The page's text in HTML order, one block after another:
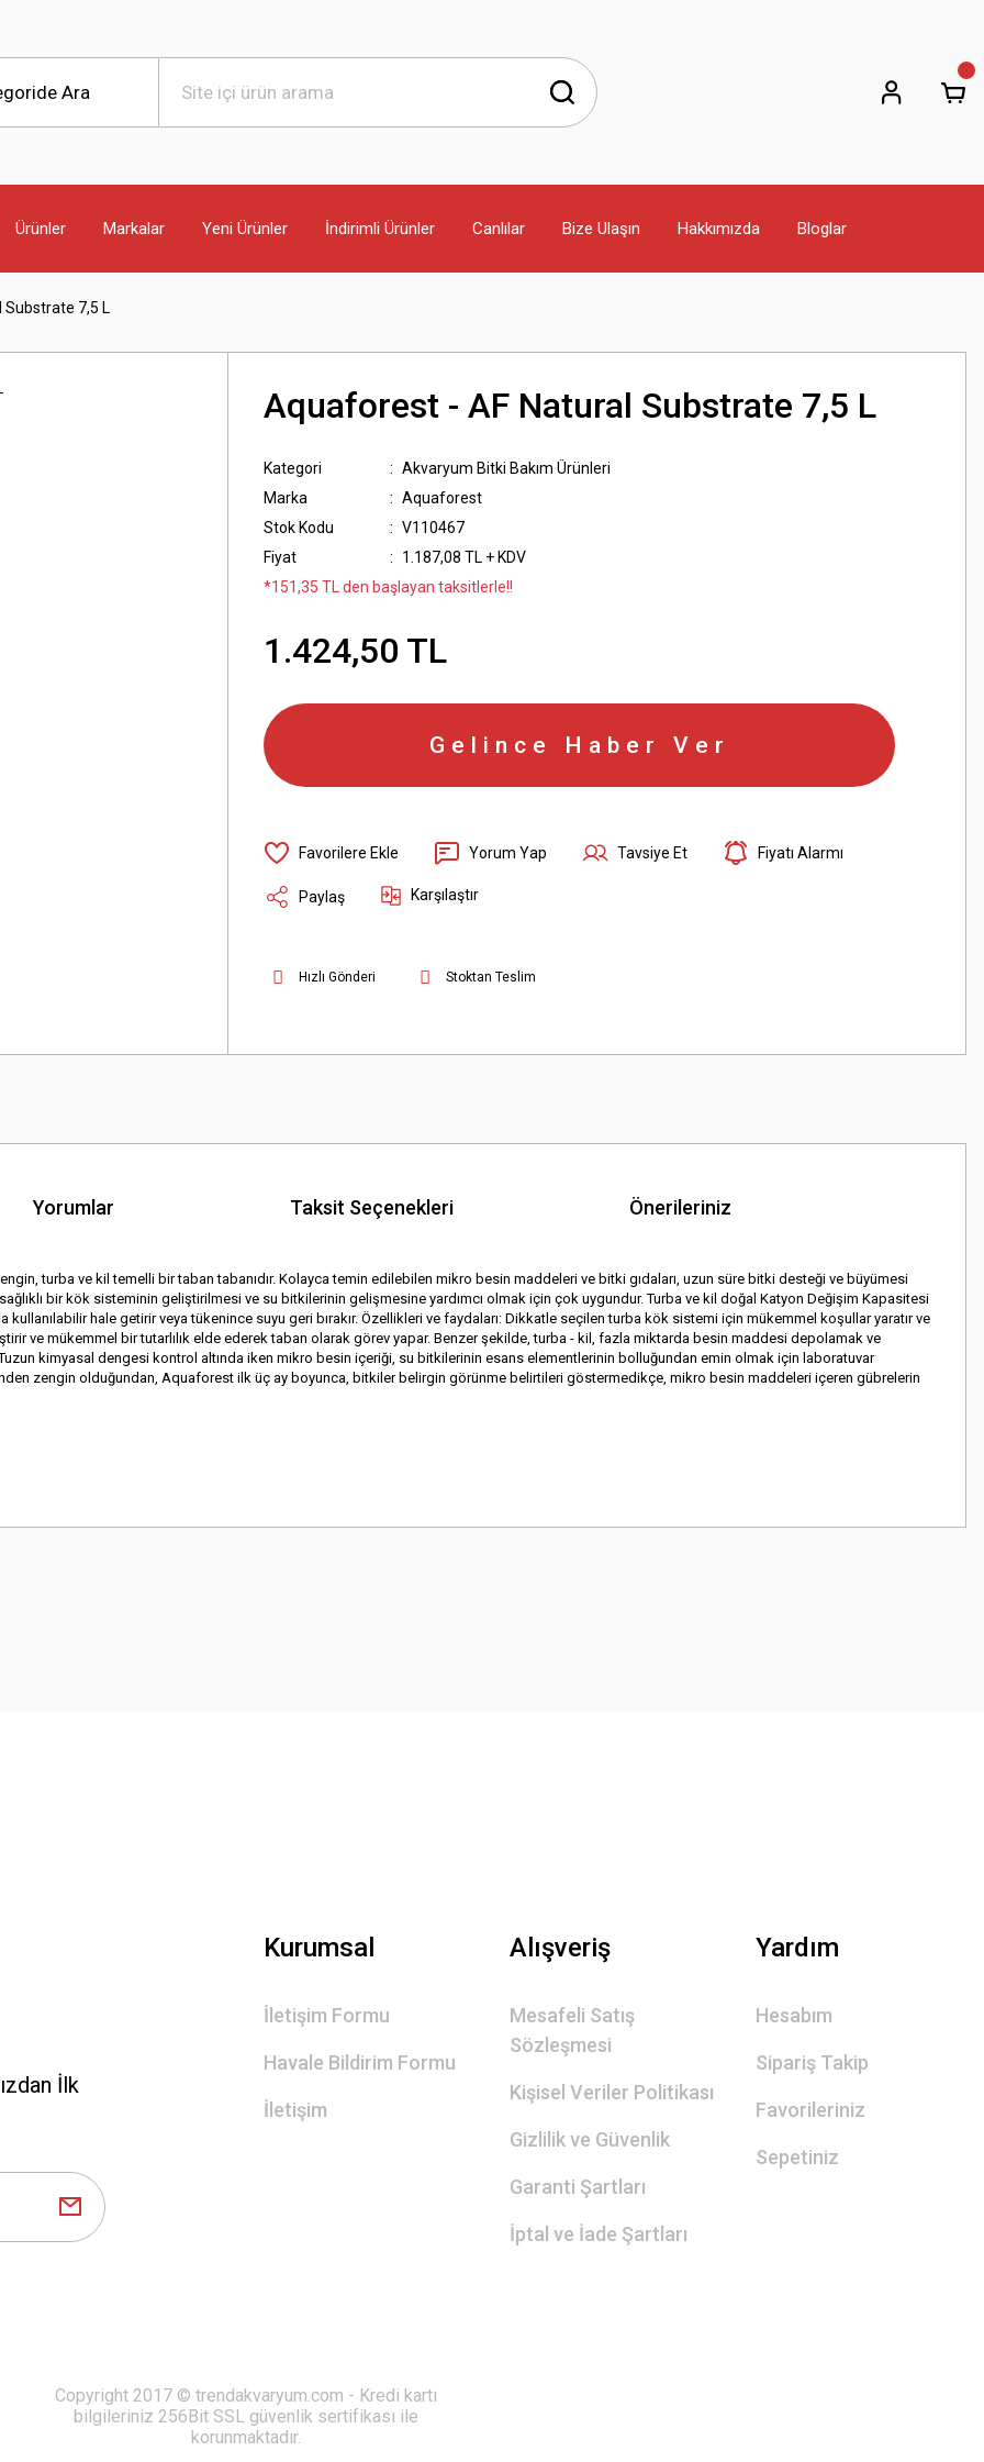
Ürünler Markalar Yeni Ürünler İndirimli Ürünler Canlılar Bize Ulaşın Hakkımızda Bloglar
7,5 L
Aquaforest - AF Natural Substrate 7,5 L
Kategori
Akvaryum Bitki Bakım Ürünleri
Marka
Aquaforest
Stok Kodu
V110467
Fiyat
1.187,08 TL + KDV
*151,35 TL den başlayan taksitlerle!!
1.424,50 TL
Gelince Haber Ver
Yorum Yap Tavsiye Et Fiyatı Alarmı
Paylaş Karşılaştır
Hızlı Gönderi Stoktan Teslim
Yorumlar Taksit Seçenekleri Önerileriniz
turba ve kil temelli bir taban tabanıdır. Kolayca temin edilebilen mikro besin maddeleri ve bitki gıdaları, uzun süre bitki desteği ve büyümesi
bir kök sisteminin geliştirilmesi ve su bitkilerinin gelişmesine yardımcı olmak için çok uygundur. Turba ve kil doğal Katyon Değişim Kapasitesi
hale getirir veya tükenince suyu geri bırakır. Özellikleri ve faydaları: Dikkatle seçilen turba kök sistemi için mükemmel koşullar yaratır ve
ve mükemmel bir tutarlılık elde ederek taban olarak görev yapar. Benzer şekilde, turba - kil, fazla miktarda besin maddesi depolamak ve
kimyasal dengesi kontrol altında iken mikro besin içeriği, su bitkilerinin esans elementlerinin bolluğundan emin olmak için laboratuvar
zengin olduğundan, Aquaforest ilk üç ay boyunca, bitkiler belirgin görünme belirtileri göstermedikçe, mikro besin maddeleri içeren gübrelerin
İlk
Kurumsal
İletişim Formu
Havale Bildirim Formu
İletişim
Alışveriş
Mesafeli Satış
Sözleşmesi
Kişisel Veriler Politikası
Gizlilik ve Güvenlik
Garanti Şartları
İptal ve İade Şartları
Yardım
Hesabım
Sipariş Takip
Favorileriniz
Sepetiniz
Copyright 2017 © trendakvaryum.com - Kredi kartı
bilgileriniz 256Bit SSL güvenlik sertifikası ile
korunmaktadır.